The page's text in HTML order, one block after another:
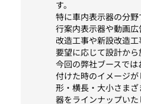
す。
特に車内表示器の分
行案内表示器や動画
改造工事や新設改造
要望に応じて設計から
今回の弊社ブースでは
付けた時のイメージ
形・横長・大小さま
器をラインナップいた